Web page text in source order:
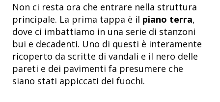
Non ci resta ora che entrare nella struttura
principale. La prima tappa è il piano terra,
dove ci imbattiamo in una serie di stanzoni
bui e decadenti. Uno di questi è interamente
ricoperto da scritte di vandali e il nero delle
pareti e dei pavimenti fa presumere che
siano stati appiccati dei fuochi.